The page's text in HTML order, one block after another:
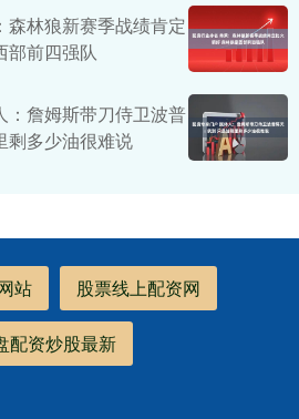
森林狼新赛季战绩肯定
部前四强队
：詹姆斯带刀侍卫波普
剩多少油很难说
站 股票线上配资网
配资炒股最新